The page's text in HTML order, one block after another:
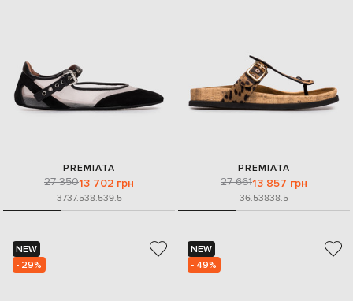
PREMIATA
27 35013 702 грн
3737.538.539.5
PREMIATA
27 66113 857 грн
36.53838.5
NEW
- 29%
NEW
- 49%